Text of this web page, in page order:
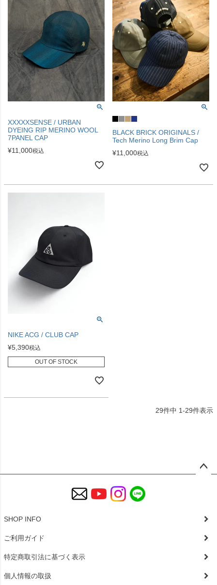
XXXXXSENSE / URBAN
DYEING RIP MERINO WOOL
7PANEL CAP
¥11,000税込
BLACK BRICK ORIGINALS /
Tech Merino Long Brim Cap
¥11,000税込
NIKE ACG / CLUB CAP
¥5,390税込
OUT OF STOCK
29件中 1-29件表示
SHOP INFO
ご利用ガイド
特定商取引法に基づく表示
個人情報の取扱